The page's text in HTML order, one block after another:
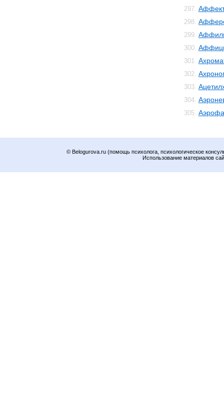
297.
298.
299.
300.
301.
302.
303.
304.
305.
© Belogurova.ru (помощь психолога, психологическое
Использование материалов